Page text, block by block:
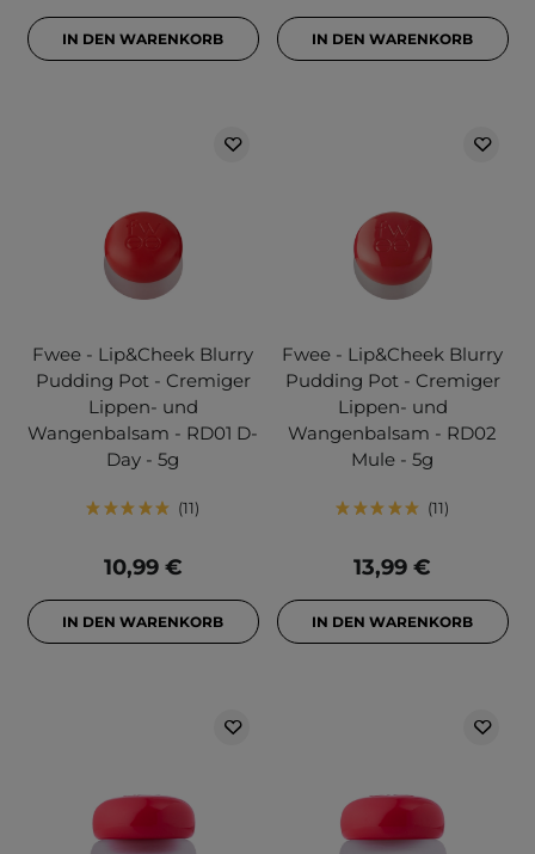
IN DEN WARENKORB IN DEN WARENKORB
Fwee - Lip&Cheek Blurry
Pudding Pot - Cremiger
Lippen- und
Wangenbalsam - RD01 D-
Day - 5g
11
10,99 €
IN DEN WARENKORB
Fwee - Lip&Cheek Blurry
Pudding Pot - Cremiger
Lippen- und
Wangenbalsam - RD02
Mule - 5g
11
13,99 €
IN DEN WARENKORB